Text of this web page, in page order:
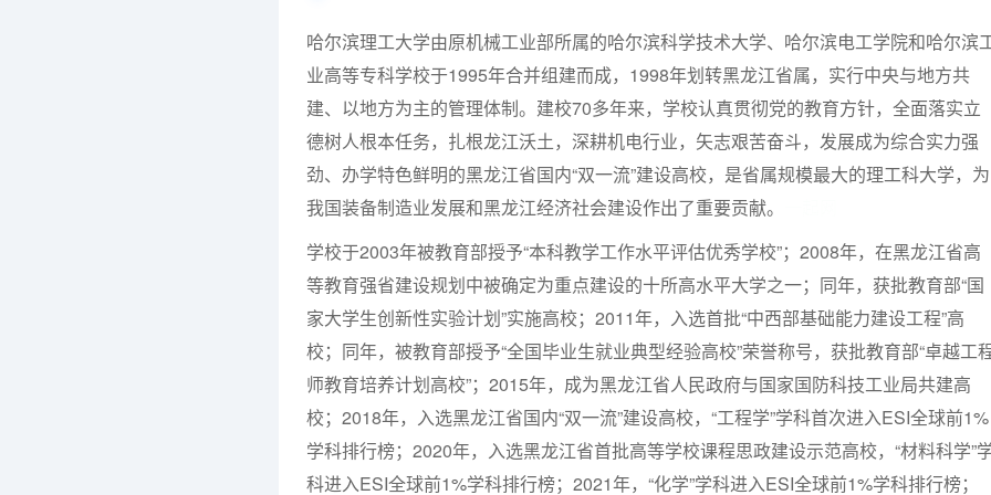
哈尔滨理工大学由原机械工业部所属的哈尔滨科学技术大学、哈尔滨电工学院和哈尔滨
业高等专科学校于1995年合并组建而成，1998年划转黑龙江省属，实行中央与地方共
建、以地方为主的管理体制。建校70多年来，学校认真贯彻党的教育方针，全面落实立
德树人根本任务，扎根龙江沃土，深耕机电行业，矢志艰苦奋斗，发展成为综合实力强
劲、办学特色鲜明的黑龙江省国内“双一流”建设高校，是省属规模最大的理工科大学，为
我国装备制造业发展和黑龙江经济社会建设作出了重要贡献。
学校于2003年被教育部授予“本科教学工作水平评估优秀学校”；2008年，在黑龙江省高
等教育强省建设规划中被确定为重点建设的十所高水平大学之一；同年，获批教育部“国
家大学生创新性实验计划”实施高校；2011年，入选首批“中西部基础能力建设工程”高
校；同年，被教育部授予“全国毕业生就业典型经验高校”荣誉称号，获批教育部“卓越工
师教育培养计划高校”；2015年，成为黑龙江省人民政府与国家国防科技工业局共建高
校；2018年，入选黑龙江省国内“双一流”建设高校，“工程学”学科首次进入ESI全球前1%
学科排行榜；2020年，入选黑龙江省首批高等学校课程思政建设示范高校，“材料科学”
科进入ESI全球前1%学科排行榜；2021年，“化学”学科进入ESI全球前1%学科排行榜；